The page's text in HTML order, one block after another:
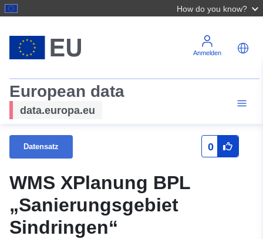
How do you know?
Anmelden
European data
data.europa.eu
Datensatz 0
WMS XPlanung BPL
„Sanierungsgebiet
Sindringen“